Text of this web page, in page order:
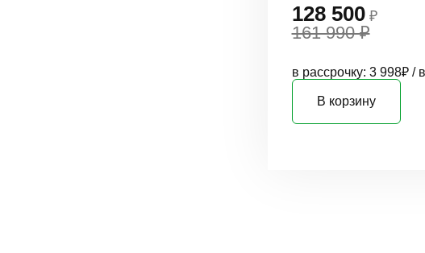
128 500₽
161 990 ₽
в рассрочку: 3 998₽ /
В корзину